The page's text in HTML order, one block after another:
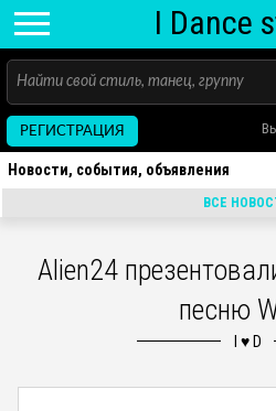
I Dance
РЕГИСТРАЦИЯ
Новости, события, объявления
ВСЕ
Alien24
песню